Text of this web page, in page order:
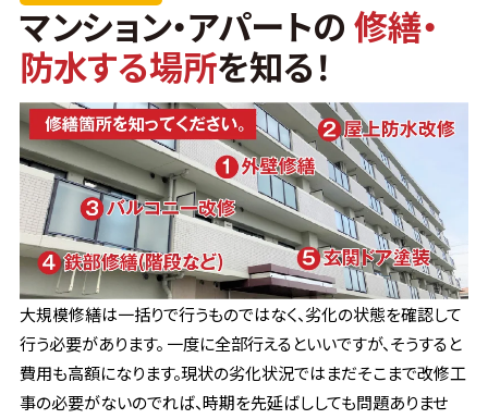
マンション・アパートの 修繕・
防水する場所を知る！
大規模修繕は一括りで行うものではなく、劣化の状態を確認して
行う必要があります。 一度に全部行えるといいですが、そうすると
費用も高額になります。現状の劣化状況ではまだそこまで改修工
事の必要がないのでれば、時期を先延ばししても問題ありませ